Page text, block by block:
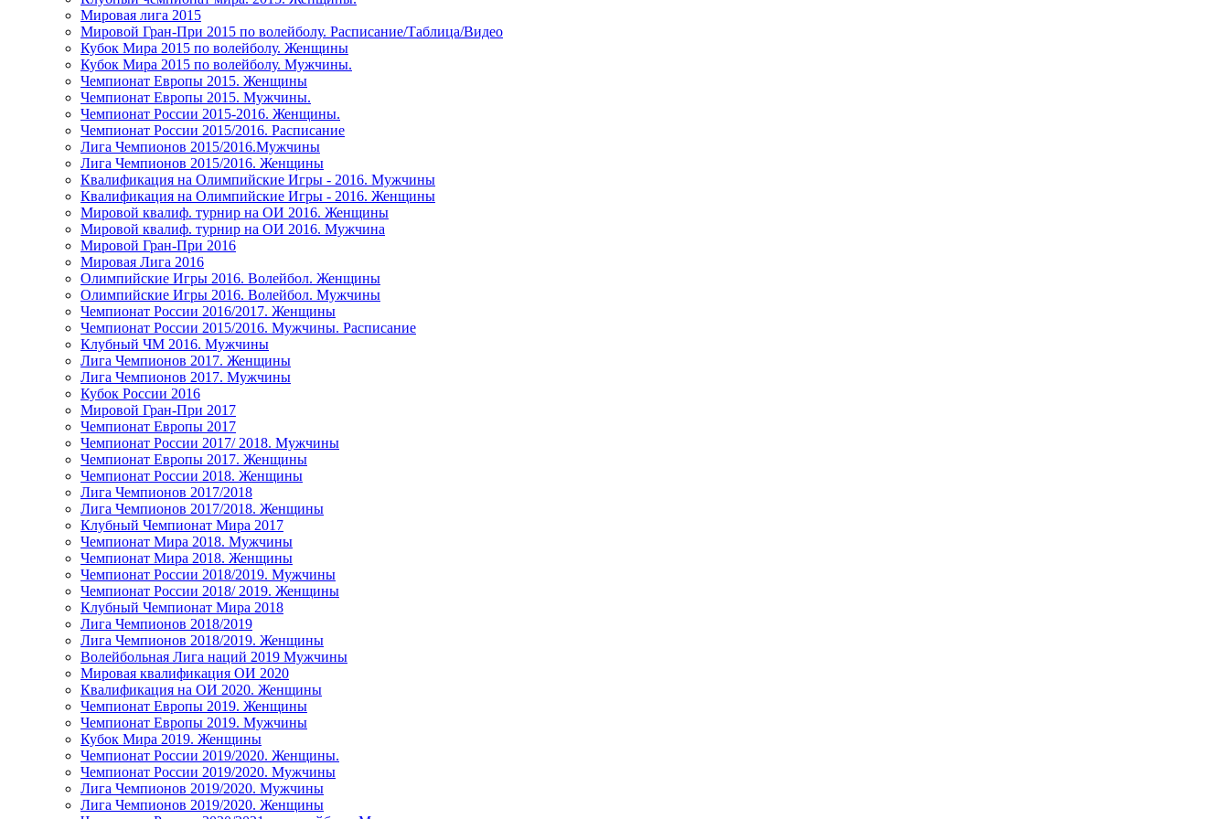
Мировая лига 2015
Мировой Гран-При 2015 по волейболу. Расписание/Таблица/Видео
Кубок Мира 2015 по волейболу. Женщины
Кубок Мира 2015 по волейболу. Мужчины.
Чемпионат Европы 2015. Женщины
Чемпионат Европы 2015. Мужчины.
Чемпионат России 2015-2016. Женщины.
Чемпионат России 2015/2016. Расписание
Лига Чемпионов 2015/2016.Мужчины
Лига Чемпионов 2015/2016. Женщины
Квалификация на Олимпийские Игры - 2016. Мужчины
Квалификация на Олимпийские Игры - 2016. Женщины
Мировой квалиф. турнир на ОИ 2016. Женщины
Мировой квалиф. турнир на ОИ 2016. Мужчина
Мировой Гран-При 2016
Мировая Лига 2016
Олимпийские Игры 2016. Волейбол. Женщины
Олимпийские Игры 2016. Волейбол. Мужчины
Чемпионат России 2016/2017. Женщины
Чемпионат России 2015/2016. Мужчины. Расписание
Клубный ЧМ 2016. Мужчины
Лига Чемпионов 2017. Женщины
Лига Чемпионов 2017. Мужчины
Кубок России 2016
Мировой Гран-При 2017
Чемпионат Европы 2017
Чемпионат России 2017/ 2018. Мужчины
Чемпионат Европы 2017. Женщины
Чемпионат России 2018. Женщины
Лига Чемпионов 2017/2018
Лига Чемпионов 2017/2018. Женщины
Клубный Чемпионат Мира 2017
Чемпионат Мира 2018. Мужчины
Чемпионат Мира 2018. Женщины
Чемпионат России 2018/2019. Мужчины
Чемпионат России 2018/ 2019. Женщины
Клубный Чемпионат Мира 2018
Лига Чемпионов 2018/2019
Лига Чемпионов 2018/2019. Женщины
Волейбольная Лига наций 2019 Мужчины
Мировая квалификация ОИ 2020
Квалификация на ОИ 2020. Женщины
Чемпионат Европы 2019. Женщины
Чемпионат Европы 2019. Мужчины
Кубок Мира 2019. Женщины
Чемпионат России 2019/2020. Женщины.
Чемпионат России 2019/2020. Мужчины
Лига Чемпионов 2019/2020. Мужчины
Лига Чемпионов 2019/2020. Женщины